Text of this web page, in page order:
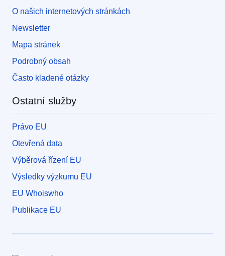
O našich internetových stránkách
Newsletter
Mapa stránek
Podrobný obsah
Často kladené otázky
Ostatní služby
Právo EU
Otevřená data
Výběrová řízení EU
Výsledky výzkumu EU
EU Whoiswho
Publikace EU